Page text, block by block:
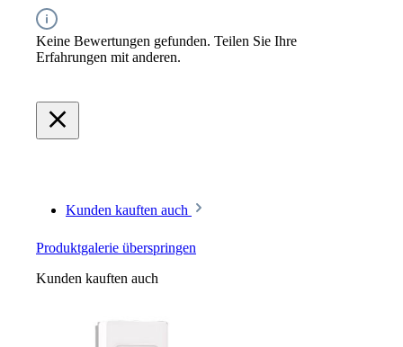
Keine Bewertungen gefunden. Teilen Sie Ihre
Erfahrungen mit anderen.
Kunden kauften auch
Produktgalerie überspringen
Kunden kauften auch